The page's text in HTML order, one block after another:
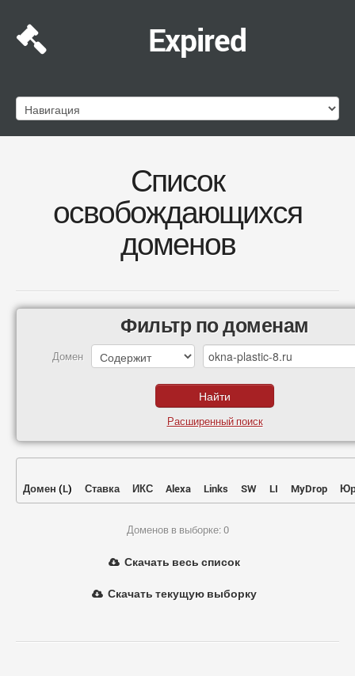
Expired
Список
освобождающихся
доменов
Фильтр по доменам
Домен
Расширенный поиск
Домен (L) Ставка ИКС Alexa Links SW LI MyDrop
Доменов в выборке: 0
Скачать весь список
Скачать текущую выборку